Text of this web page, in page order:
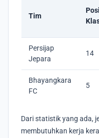
Tim
Persijap
Jepara
14
Bhayangkara
FC
5
Dari statistik yang ada,
membutuhkan kerja